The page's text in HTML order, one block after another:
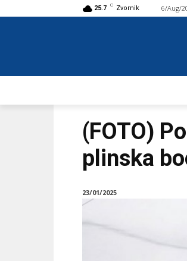
25.7 C Zvornik 6/Aug/
(FOTO)
plinska
23/01/2025